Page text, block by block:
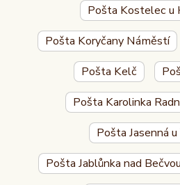
Pošta Kostelec u
Pošta Koryčany Náměstí
Pošta Kelč
Pošta Karolinka
Pošta Jasenná
Pošta Jablůnka nad Bečvou